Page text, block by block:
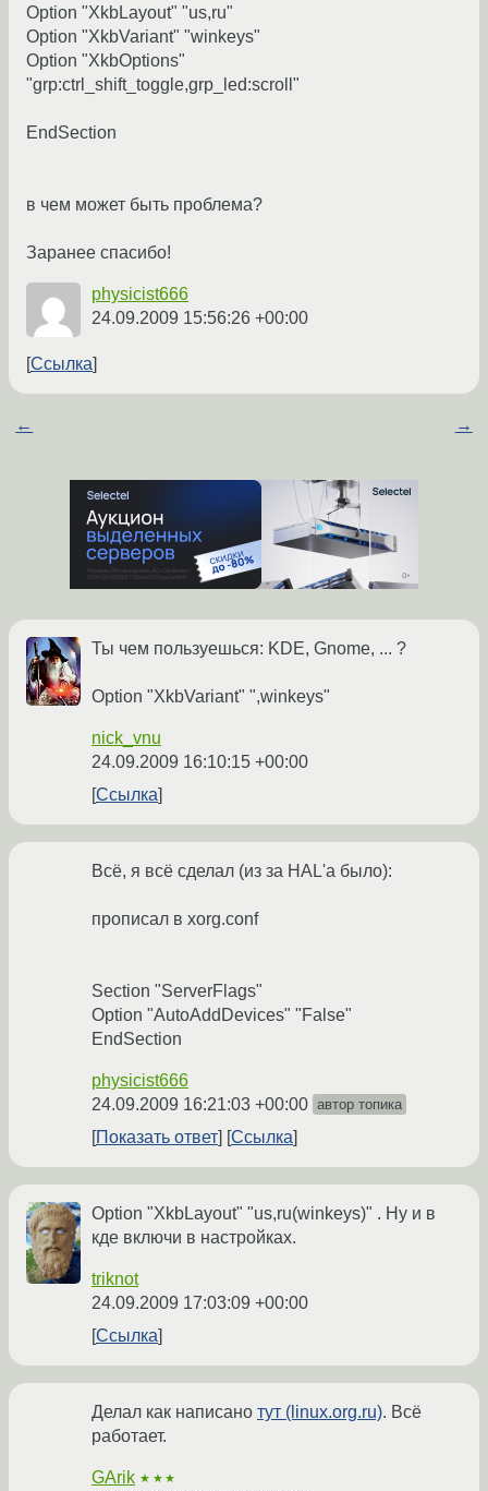
Option "XkbLayout" "us,ru"
Option "XkbVariant" "winkeys"
Option "XkbOptions"
"grp:ctrl_shift_toggle,grp_led:scroll"
EndSection
в чем может быть проблема?
Заранее спасибо!
physicist666
24.09.2009 15:56:26 +00:00
Ссылка
← →
Ты чем пользуешься: KDE, Gnome, ... ?
Option "XkbVariant" ",winkeys"
nick_vnu
24.09.2009 16:10:15 +00:00
Ссылка
Всё, я всё сделал (из за HAL'a было):
прописал в xorg.conf
Section "ServerFlags"
Option "AutoAddDevices" "False"
EndSection
physicist666
24.09.2009 16:21:03 +00:00 автор топика
Показать ответ Ссылка
Option "XkbLayout" "us,ru(winkeys)" . Ну и в
кде включи в настройках.
triknot
24.09.2009 17:03:09 +00:00
Ссылка
Делал как написано тут (linux.org.ru). Всё
работает.
GArik ★★★